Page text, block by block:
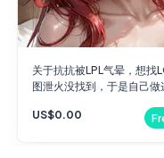
关于抗抗被LPL气晕，想找
图泄火没找到，于是自己做
US$0.00